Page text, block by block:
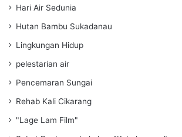
Hari Air Sedunia
Hutan Bambu Sukadanau
Lingkungan Hidup
pelestarian air
Pencemaran Sungai
Rehab Kali Cikarang
"Lage Lam Film"